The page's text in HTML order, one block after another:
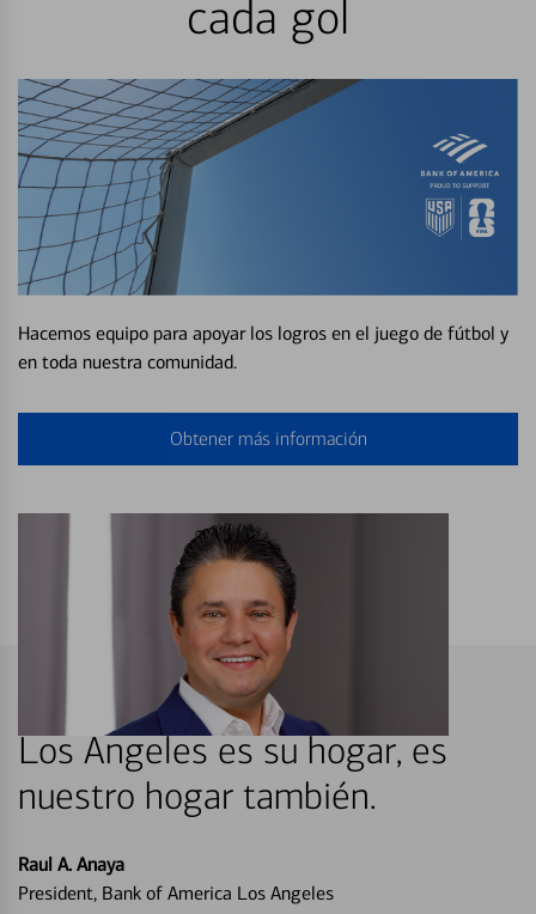
cada gol
Hacemos equipo para apoyar los logros en el juego de fútbol y
en toda nuestra comunidad.
Obtener más información
Los Angeles es su hogar, es
nuestro hogar también.
Raul A. Anaya
President, Bank of America Los Angeles